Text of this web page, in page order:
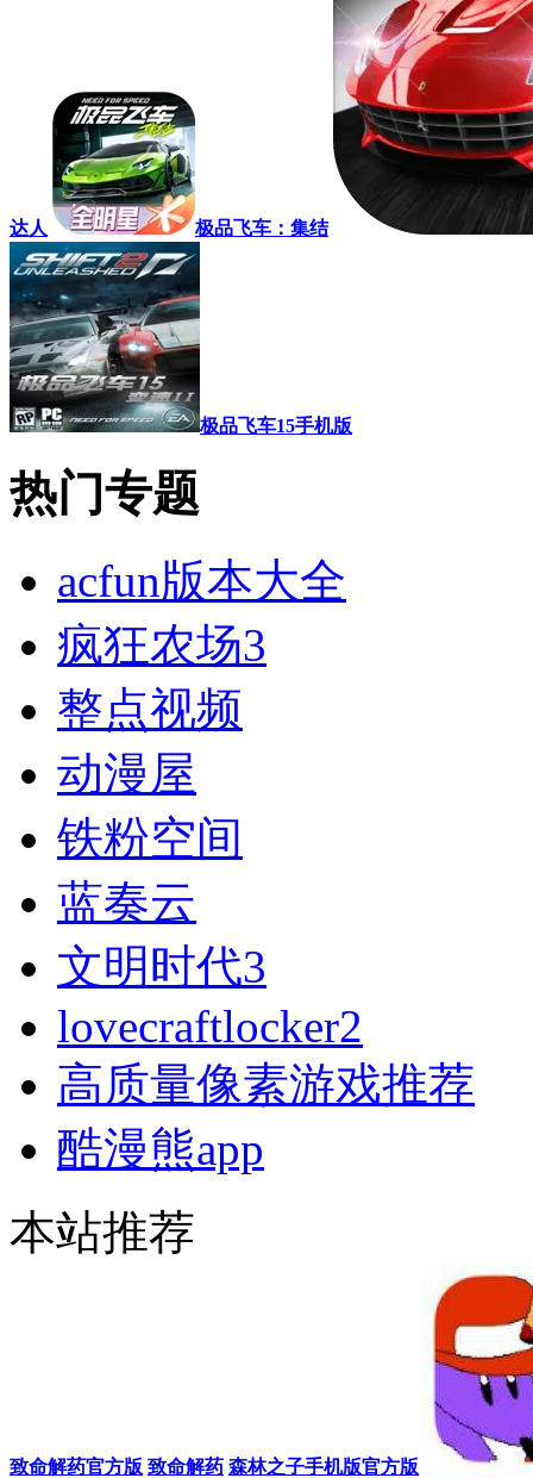
达人 极品飞车：集结
极品飞车15手机版
热门专题
acfun版本大全
疯狂农场3
整点视频
动漫屋
铁粉空间
蓝奏云
文明时代3
lovecraftlocker2
高质量像素游戏推荐
酷漫熊app
本站推荐
致命解药官方版 致命解药 森林之子手机版官方版